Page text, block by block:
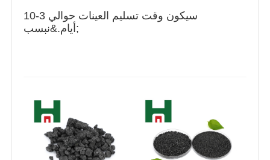
سيكون وقت تسليم العينات حوالي 3-10
أيام.&نبسب;